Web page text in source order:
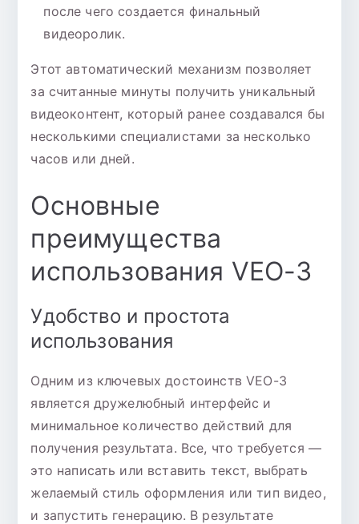
после чего создается финальный
видеоролик.
Этот автоматический механизм позволяет
за считанные минуты получить уникальный
видеоконтент, который ранее создавался бы
несколькими специалистами за несколько
часов или дней.
Основные
преимущества
использования VEO-3
Удобство и простота
использования
Одним из ключевых достоинств VEO-3
является дружелюбный интерфейс и
минимальное количество действий для
получения результата. Все, что требуется —
это написать или вставить текст, выбрать
желаемый стиль оформления или тип видео,
и запустить генерацию. В результате